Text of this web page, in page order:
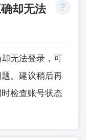
却无法
无法登录，可
。建议稍后再
检查账号状态